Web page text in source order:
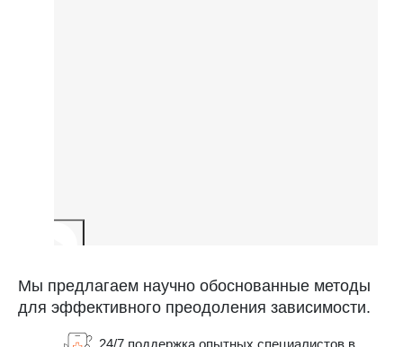
Мы предлагаем научно обоснованные методы
для эффективного преодоления зависимости.
24/7 поддержка опытных специалистов в